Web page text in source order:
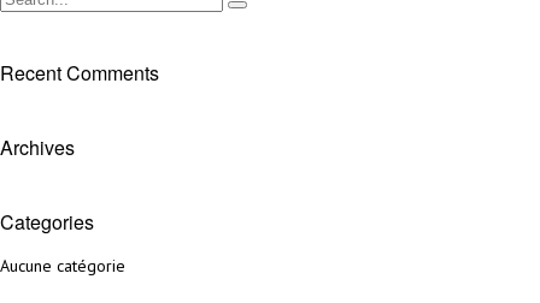
Recent Comments
Archives
Categories
Aucune catégorie